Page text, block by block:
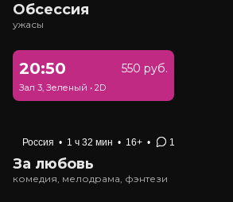
Обсессия
ужасы
20:50 550 руб.
Зал 3, Зеленый • 2D
Россия • 1 ч 32 мин • 16+ • 1
За любовь
комедия, мелодрама, фэнтези